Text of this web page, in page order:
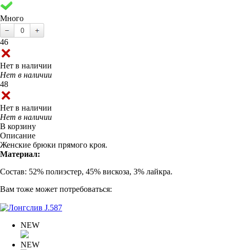
Много
46
Нет в наличии
Нет в наличии
48
Нет в наличии
Нет в наличии
В корзину
Описание
Женские брюки прямого кроя.
Материал:
Состав: 52% полиэстер, 45% вискоза, 3% лайкра.
Вам тоже может потребоваться:
NEW
NEW